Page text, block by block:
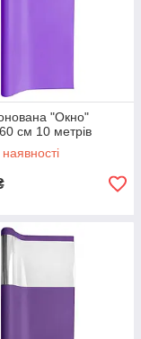
"Окно"
см 10 метрів